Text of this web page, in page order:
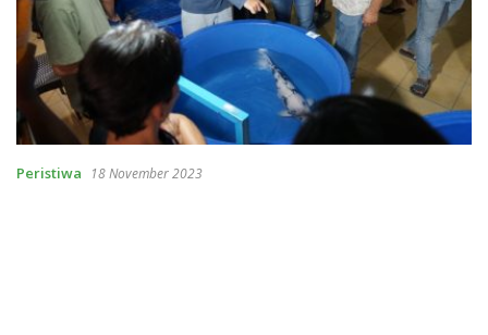
Peristiwa 18 November 2023